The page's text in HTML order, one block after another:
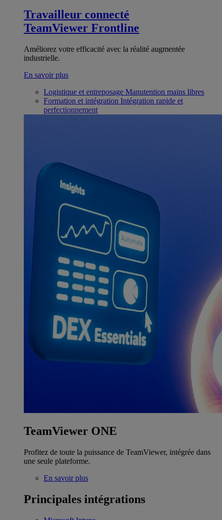
Travailleur connecté
TeamViewer Frontline
Améliorez votre efficacité avec la réalité augmentée
industrielle.
En savoir plus
Logistique et entreposage Manutention mains libres
Formation et intégration Intégration rapide et
perfectionnement
TeamViewer ONE
Profitez de toute la puissance de TeamViewer, intégrée dans
une seule plateforme.
En savoir plus
Principales intégrations